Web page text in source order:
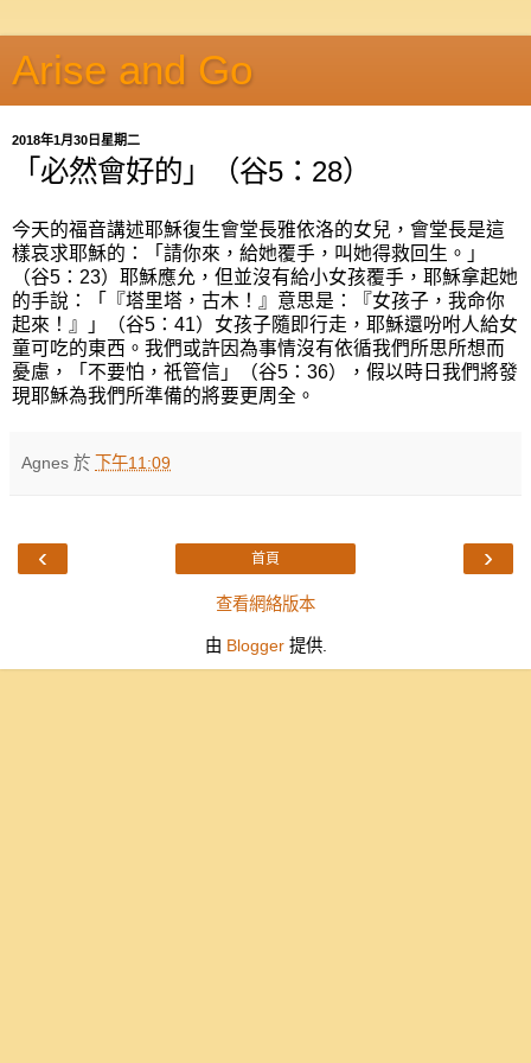
Arise and Go
2018年1月30日星期二
「必然會好的」（谷5：28）
今天的福音講述耶穌復生會堂長雅依洛的女兒，會堂長是這
樣哀求耶穌的：「請你來，給她覆手，叫她得救回生。」
（谷5：23）耶穌應允，但並沒有給小女孩覆手，耶穌拿起她
的手說：「『塔里塔，古木！』意思是：『女孩子，我命你
起來！』」（谷5：41）女孩子隨即行走，耶穌還吩咐人給女
童可吃的東西。我們或許因為事情沒有依循我們所思所想而
憂慮，「不要怕，祇管信」（谷5：36），假以時日我們將發
現耶穌為我們所準備的將要更周全。
Agnes 於 下午11:09
‹ ›
首頁
查看網絡版本
由 Blogger提供.